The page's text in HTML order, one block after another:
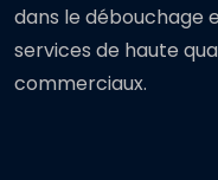
dans le débouchage
services de haute
commerciaux.